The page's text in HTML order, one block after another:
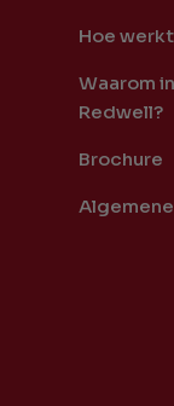
Hoe
Waarom
Redwell?
Brochure